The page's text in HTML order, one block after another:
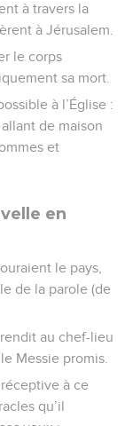
à travers la
à Jérusalem.
le corps
sa mort.
à l’Église :
de maison
et
en
le pays,
de la parole (de
au chef-lieu
Messie promis.
à ce
qu’il